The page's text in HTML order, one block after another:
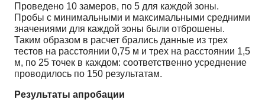
Проведено 10 замеров, по 5 для каждой зоны.
Пробы с минимальными и максимальными средними
значениями для каждой зоны были отброшены.
Таким образом в расчет брались данные из трех
тестов на расстоянии 0,75 м и трех на расстоянии 1,5
м, по 25 точек в каждом: соответственно усреднение
проводилось по 150 результатам.
Результаты апробации